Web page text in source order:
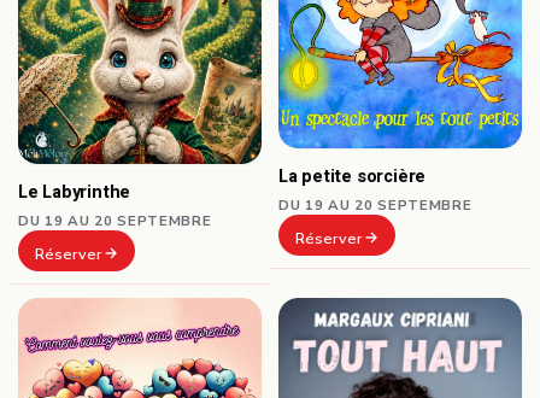
Le Labyrinthe
DU 19 AU 20 SEPTEMBRE
Réserver
La petite sorcière
DU 19 AU 20 SEPTEMBRE
Réserver